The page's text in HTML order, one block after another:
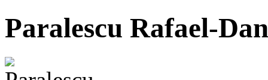
Paralescu Rafael-Dan